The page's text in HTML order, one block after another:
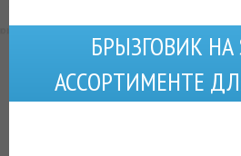
БРЫЗГОВИК НА
АССОРТИМЕНТЕ